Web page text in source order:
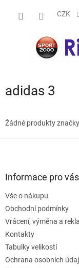
CZK
adidas 3
Žádné produkty značky
Informace pro vás
Vše o nákupu
Obchodní podmínky
Vrácení, výměna a
Kontakty
Tabulky velikostí
Ochrana osobních